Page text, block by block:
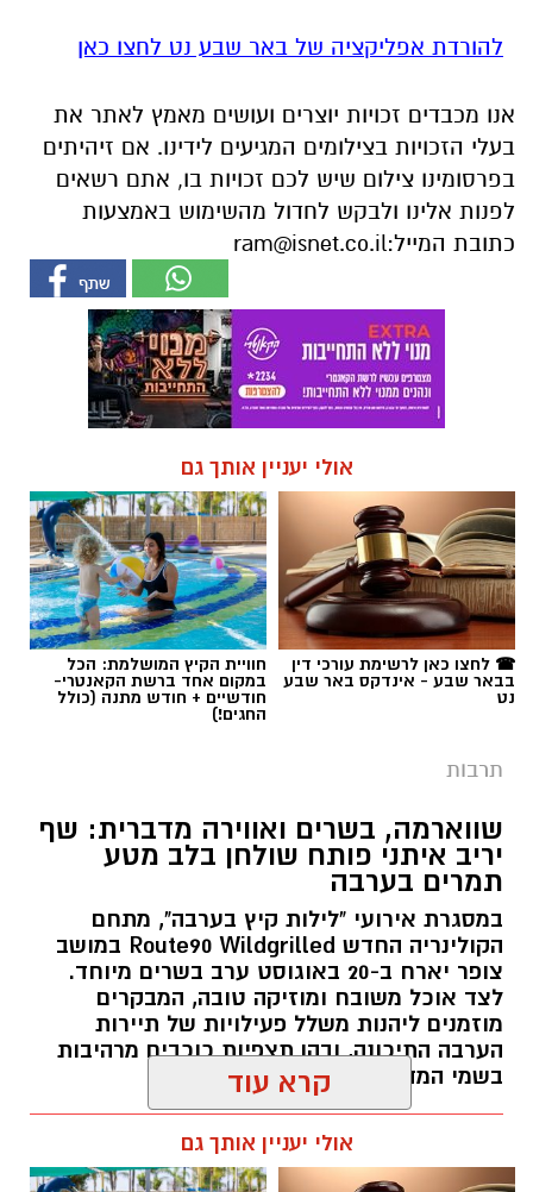
בפרסומינו צילום שיש לכם זכויות בו, אתם רשאים
כתובת המייל:ram@isnet.co.il
אולי יעניין אותך גם
☎ לחצו כאן לרשימת עורכי דין
בבאר שבע - אינדקס באר שבע
נט
חוויית הקיץ המושלמת: הכל
במקום אחד ברשת הקאנטרי-
חודשיים + חודש מתנה (כולל
החגים!)
תרבות
שווארמה, בשרים ואווירה מדברית: שף
תמרים בערבה
הקולינריה החדש Route90 Wildgrilled במושב
צופר יארח ב-20 באוגוסט ערב בשרים מיוחד.
לצד אוכל משובח ומוזיקה טובה, המבקרים
מוזמנים ליהנות משלל פעילויות של תיירות
הערבה התיכונה, ובהן תצפיות כוכבים מרהיבות
בשמי המדבר.
רותם שרון / 11:30 05.08.26
קרא עוד
אולי יעניין אותך גם